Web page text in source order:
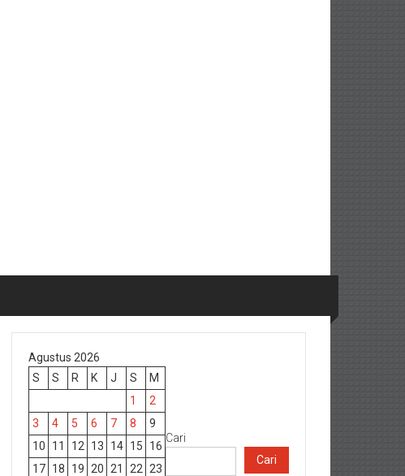
Agustus 2026
S
S R K J S
M
1
2
3
4 5 6 7 8
9
10
11 12 13 14 15
16
17 18 19 20 21 22
23
Cari
Cari